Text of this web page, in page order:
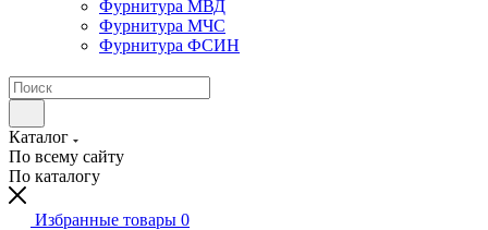
Фурнитура МВД
Фурнитура МЧС
Фурнитура ФСИН
Каталог
По всему сайту
По каталогу
Избранные товары 0